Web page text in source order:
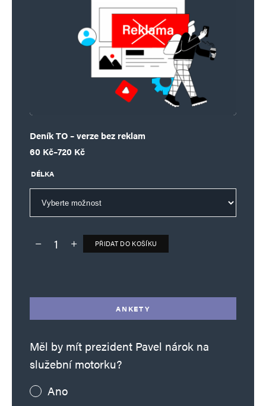
Deník TO – verze bez reklam
60 Kč–720 Kč
Rozpětí cen: 60 Kč až 720 Kč
DÉLKA
Deník TO – verze bez reklam množství
PŘIDAT DO KOŠÍKU
ANKETY
Měl by mít prezident Pavel nárok na
služební motorku?
Ano